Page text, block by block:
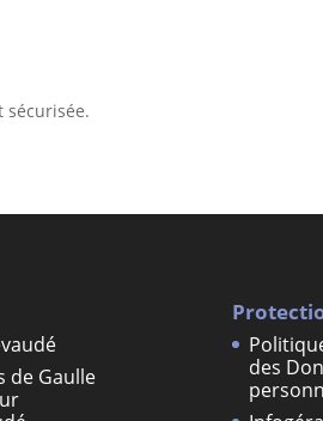
sécurisée.
de Gaulle
des